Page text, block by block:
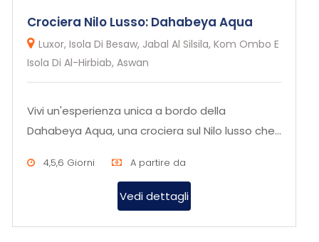
Crociera Nilo Lusso: Dahabeya Aqua
Luxor, Isola Di Besaw, Jabal Al Silsila, Kom Ombo E
Isola Di Al-Hirbiab, Aswan
Vivi un'esperienza unica a bordo della
Dahabeya Aqua, una crociera sul Nilo lusso che
4,5,6 Giorni A partire da
Vedi dettagli